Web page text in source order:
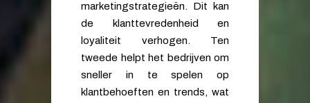
marketingstrategieën. Dit kan
de klanttevredenheid en
loyaliteit verhogen. Ten
tweede helpt het bedrijven om
sneller in te spelen op
klantbehoeften en trends, wat